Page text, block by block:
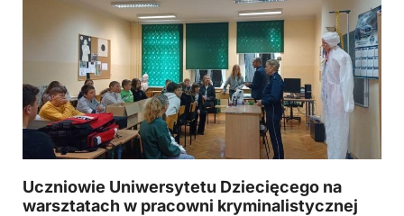
Uczniowie Uniwersytetu Dziecięcego na
warsztatach w pracowni kryminalistycznej